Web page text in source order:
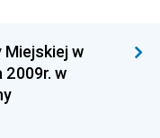
Dziedzictwa
i Polityki
Miejskiej w
w